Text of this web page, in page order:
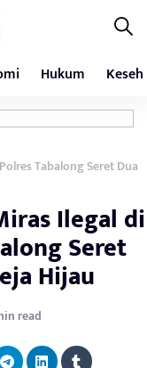
Hukum
Tabalong Seret Dua
Ilegal di
Seret
Hijau
read